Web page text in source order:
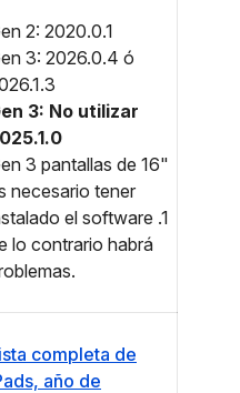
2: 2020.0.1
3: 2026.0.4 ó
3: No utilizar
3 pantallas de 16"
necesario tener
el software .1
lo contrario habrá
completa de
año de